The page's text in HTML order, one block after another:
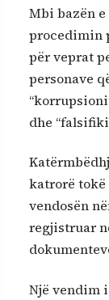
Mbi bazën
procedimin
për veprat
personave
dhe
katrorë
vendosën
regjistruar
Një vendim i